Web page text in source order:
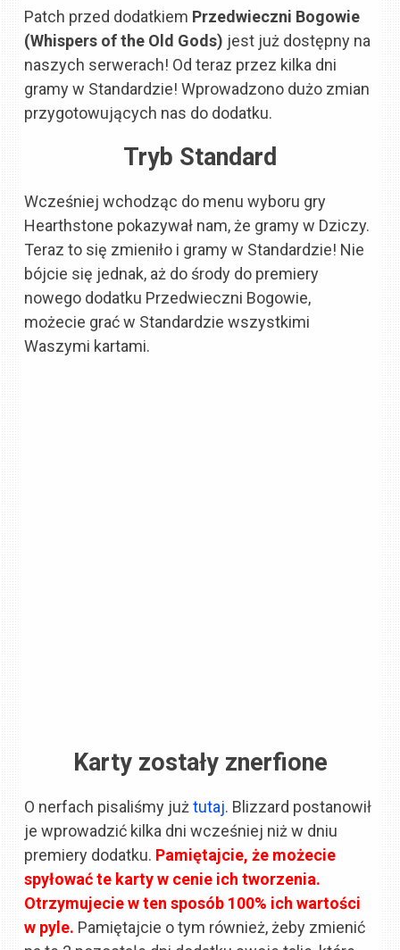
Patch przed dodatkiem Przedwieczni Bogowie
(Whispers of the Old Gods) jest już dostępny na
naszych serwerach! Od teraz przez kilka dni
gramy w Standardzie! Wprowadzono dużo zmian
przygotowujących nas do dodatku.
Tryb Standard
Wcześniej wchodząc do menu wyboru gry
Hearthstone pokazywał nam, że gramy w Dziczy.
Teraz to się zmieniło i gramy w Standardzie! Nie
bójcie się jednak, aż do środy do premiery
nowego dodatku Przedwieczni Bogowie,
możecie grać w Standardzie wszystkimi
Waszymi kartami.
Karty zostały znerfione
O nerfach pisaliśmy jużtutaj. Blizzard postanowił
je wprowadzić kilka dni wcześniej niż w dniu
premiery dodatku. Pamiętajcie, że możecie
spyłować te karty w cenie ich tworzenia.
Otrzymujecie w ten sposób 100% ich wartości
w pyle. Pamiętajcie o tym również, żeby zmienić